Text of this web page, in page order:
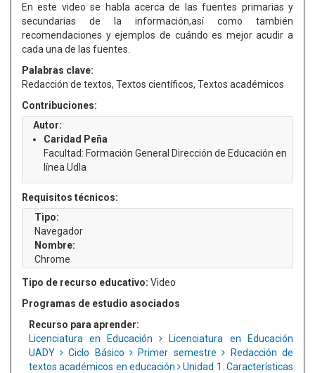
En este video se habla acerca de las fuentes primarias y
secundarias de la información,así como también
recomendaciones y ejemplos de cuándo es mejor acudir a
cada una de las fuentes.
Palabras clave:
Redacción de textos, Textos científicos, Textos académicos
Contribuciones:
Autor:
Caridad Peña
Facultad: Formación General Dirección de Educación en
línea Udla
Requisitos técnicos:
Tipo:
Navegador
Nombre:
Chrome
Tipo de recurso educativo: Video
Programas de estudio asociados
Recurso para aprender:
Licenciatura en Educación
Licenciatura en Educación
UADY
Ciclo Básico Primer semestre
Redacción de
textos académicos en educación
Unidad 1. Características